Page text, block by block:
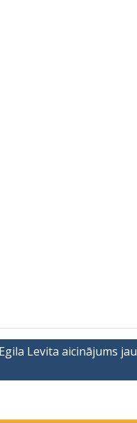
Levita aicinājums